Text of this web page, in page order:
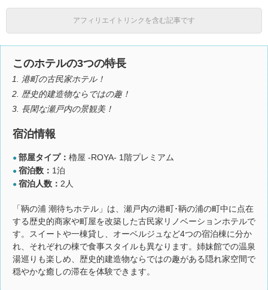
アフィリエイトリンクを含む記事です
このホテルの3つの特長
港町の古民家ホテル！
歴史的建造物ならではの趣！
長閑な瀬戸内の景観美！
宿泊情報
● 部屋タイプ： 櫓屋 -ROYA- 1階プレミアム
● 宿泊数： 1泊
● 宿泊人数： 2人
「鞆の浦 潮待ちホテル」は、瀬戸内の港町･鞆の浦の町中に点在
する歴史的商家や町屋を改築した古民家リノベーションホテルで
す。スイートや一棟貸し、オーベルジュなど4つの宿泊棟に分か
れ、それぞれの棟で食事スタイルも異なります。姉妹館での温泉
湯巡りも楽しめ、歴史的建造物ならではの趣がある隠れ家空間で
穏やかな癒しの滞在を体験できます。